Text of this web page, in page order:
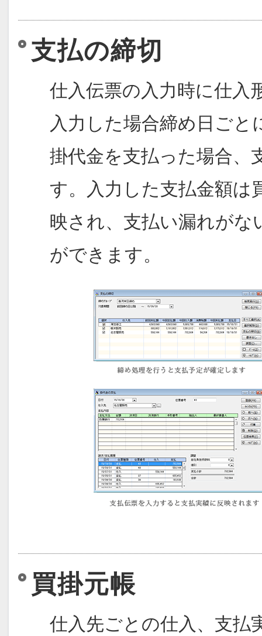
支払の締切
仕入伝票の入力時に仕入
入力した場合締め日ご
掛代金を支払った場合、
す。入力した支払金額は
映され、支払い漏れが
ができます。
買掛元帳
仕入先ごとの仕入、支払